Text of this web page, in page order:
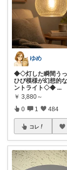
ゆめ
◆◇灯した瞬間うっ
ひび模様が幻想的
ントライト◇◆ ...
￥ 3,880～
0 1 484
コレ